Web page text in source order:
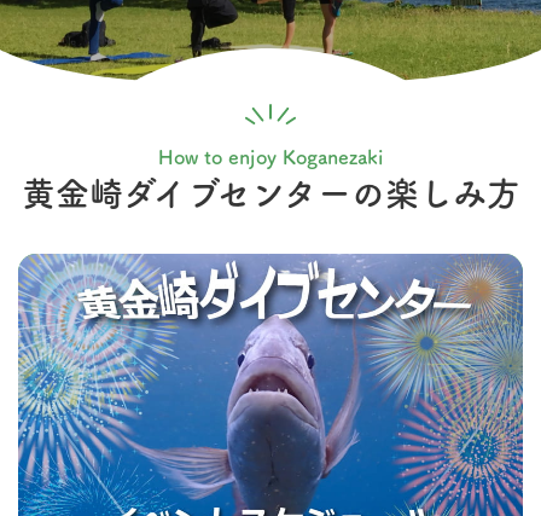
How to enjoy Koganezaki
黄金崎ダイブセンターの楽しみ方